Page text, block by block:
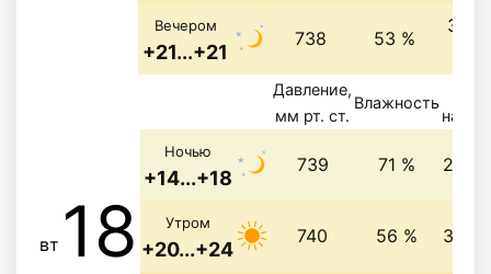
Вечером
+21...+21
738 53 %
3.5
вт 18
Давление,
мм рт. ст.
Влажность
Ночью
+14...+18
739 71 % 2.8
Утром
+20...+24
740 56 % 3.5